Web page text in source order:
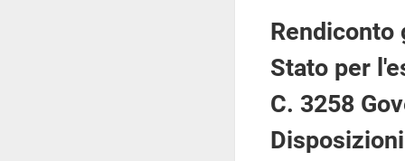
Rendiconto
Stato per
C. 3258